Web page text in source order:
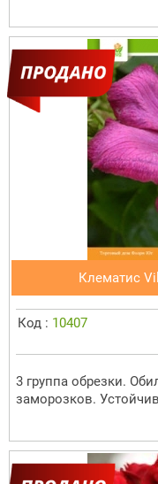
Клематис
Код : 10407
3 группа обрезки.
заморозков.